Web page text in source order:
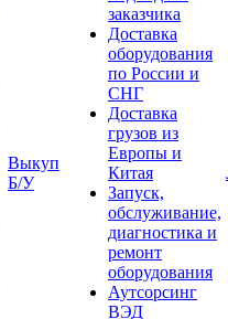
Выкуп
Б/У
заказчика
Доставка
оборудования
по России и
СНГ
Доставка
грузов из
Европы и
Китая
Запуск,
обслуживание,
диагностика и
ремонт
оборудования
Аутсорсинг
ВЭД